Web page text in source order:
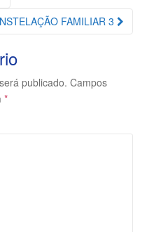
FAMILIAR 3
publicado. Campos
*